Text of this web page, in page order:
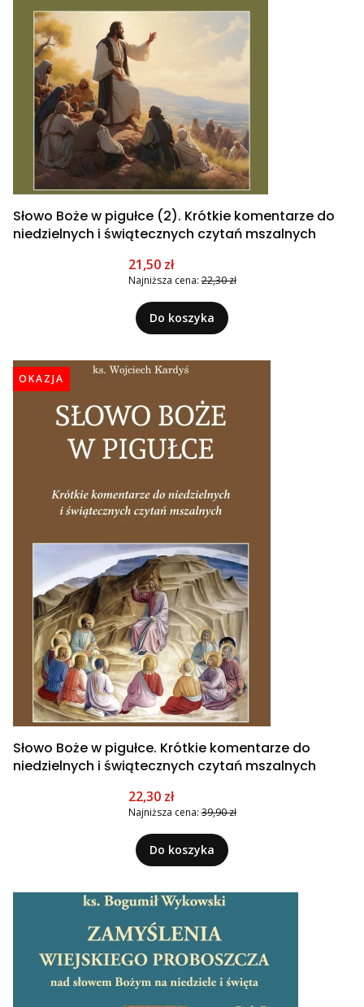
Słowo Boże w pigułce (2). Krótkie komentarze do
niedzielnych i świątecznych czytań mszalnych
Cena promocyjna
21,50 zł
Najniższa cena: 22,30 zł
Do koszyka
OKAZJA
Słowo Boże w pigułce. Krótkie komentarze do
niedzielnych i świątecznych czytań mszalnych
Cena promocyjna
22,30 zł
Najniższa cena: 39,90 zł
Do koszyka